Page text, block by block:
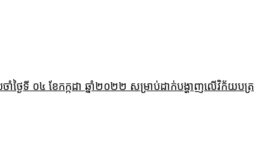
ចាំថ្ងៃទី ០៤ ខែកក្កដា ឆ្នាំ២០២២ សម្រាប់ដាក់បង្ហាញលើវិក័យបត្រ